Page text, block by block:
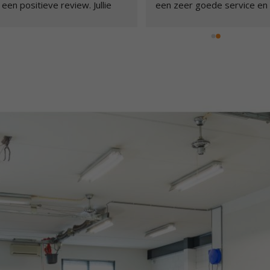
ingebouwd. Naar grote
een positieve review.
in mijn Mercedes gezet.
tevreden klant! Ga zo